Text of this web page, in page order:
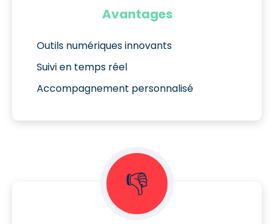
Avantages
Outils numériques innovants
Suivi en temps réel
Accompagnement personnalisé
👎